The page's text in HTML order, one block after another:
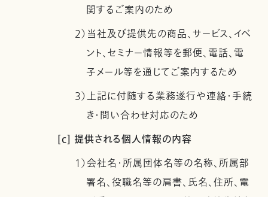
関するご案内のため
2）当社及び提供先の商品、サービス、イベ
ント、セミナー情報等を郵便、電話、電
子メール等を通じてご案内するため
3）上記に付随する業務遂行や連絡・手続
き・問い合わせ対応のため
[c] 提供される個人情報の内容
1）会社名・所属団体名等の名称、所属部
署名、役職名等の肩書、氏名、住所、電